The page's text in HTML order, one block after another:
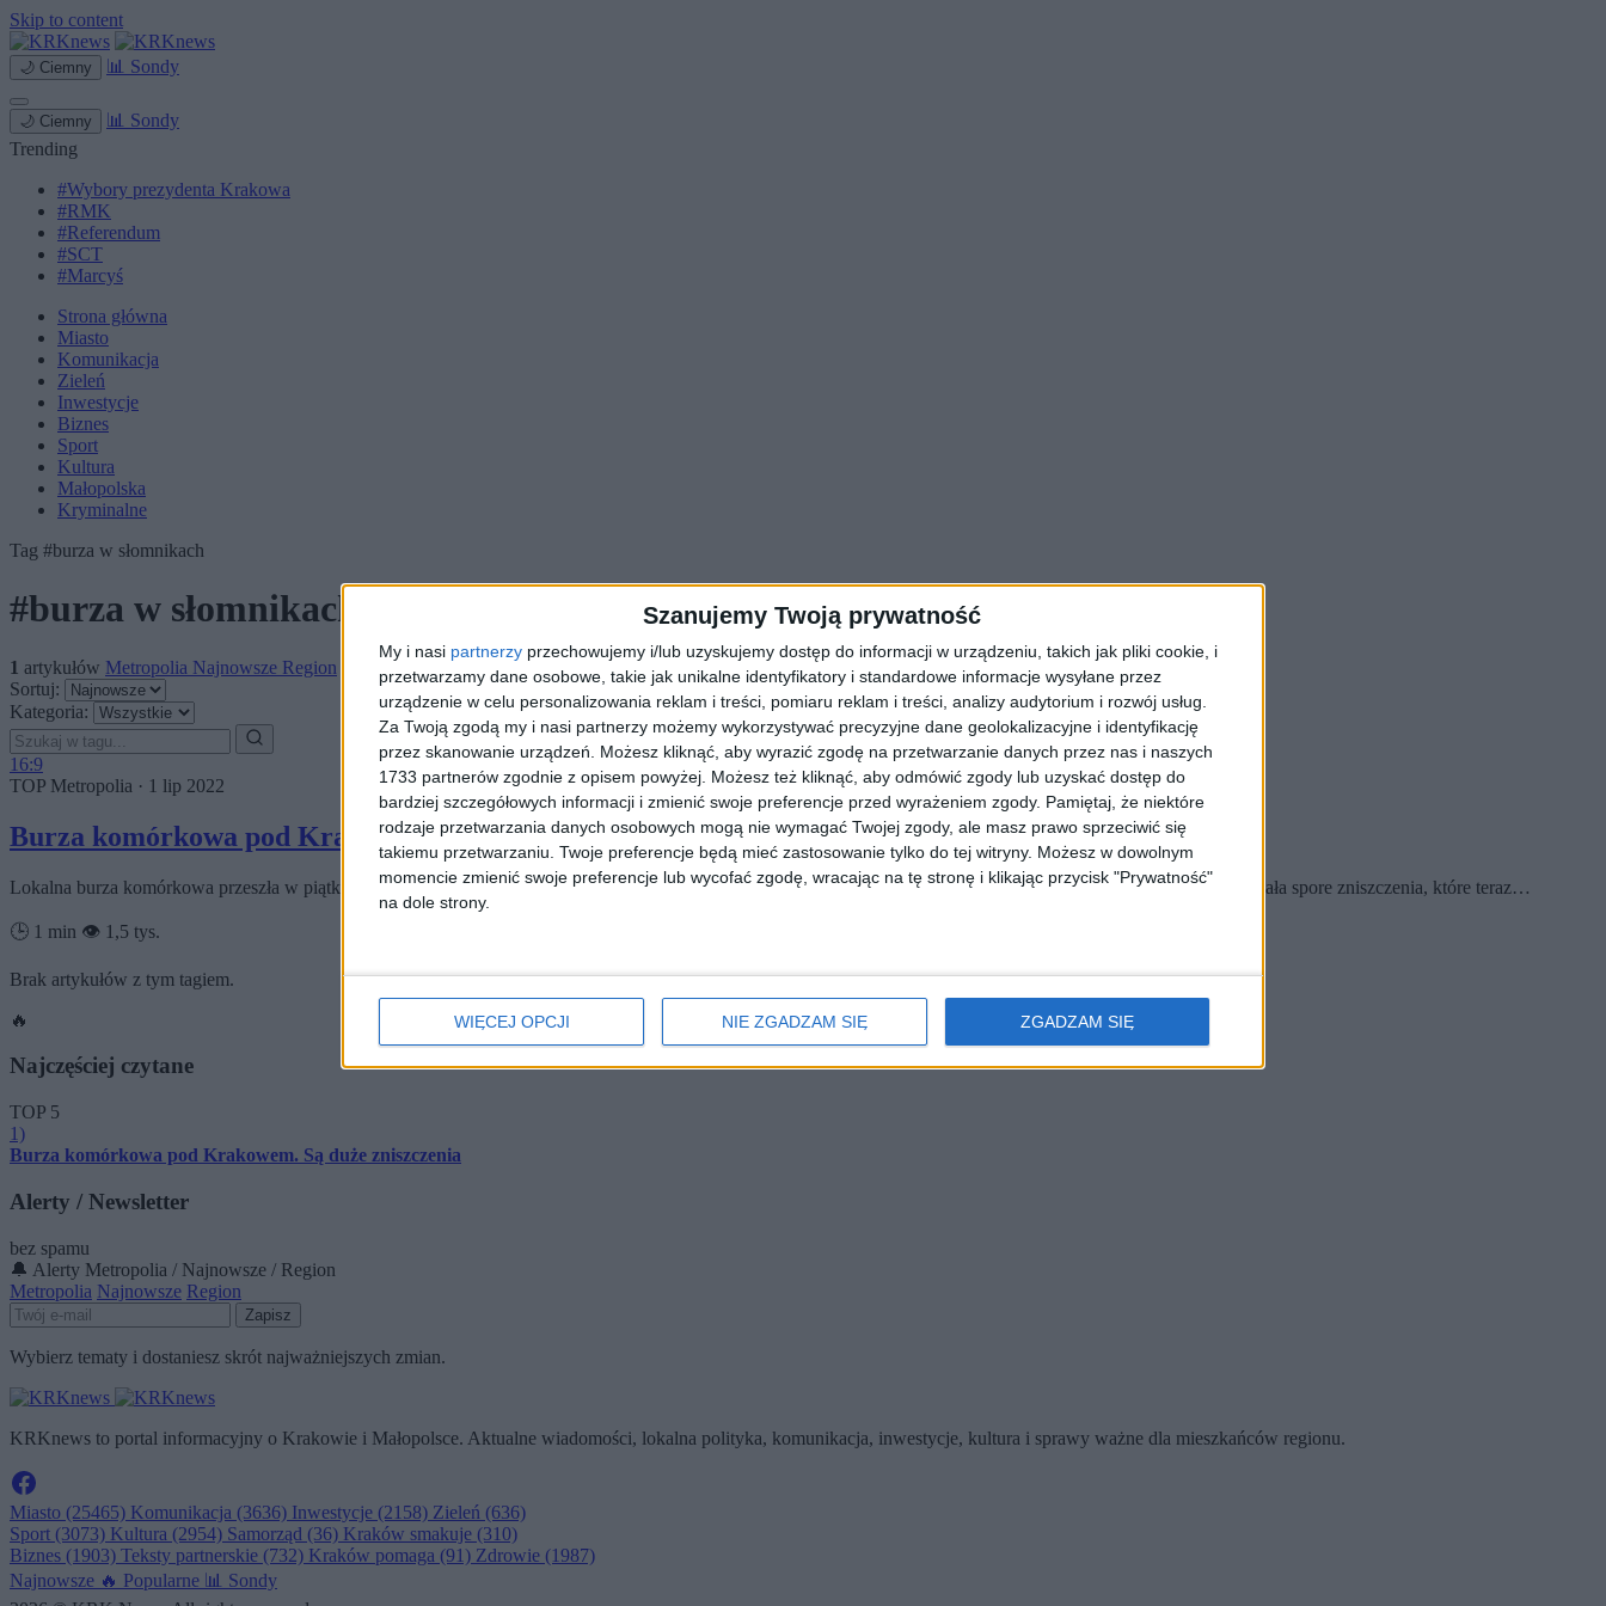
Szanujemy Twoją prywatność
My i nasi partnerzy przechowujemy i/lub uzyskujemy dostęp do informacji w urządzeniu, takich jak pliki cookie, i
przetwarzamy dane osobowe, takie jak unikalne identyfikatory i standardowe informacje wysyłane przez
urządzenie w celu personalizowania reklam i treści, pomiaru reklam i treści, analizy audytorium i rozwój usług.
Za Twoją zgodą my i nasi partnerzy możemy wykorzystywać precyzyjne dane geolokalizacyjne i identyfikację
przez skanowanie urządzeń. Możesz kliknąć, aby wyrazić zgodę na przetwarzanie danych przez nas i naszych
1733 partnerów zgodnie z opisem powyżej. Możesz też kliknąć, aby odmówić zgody lub uzyskać dostęp do
bardziej szczegółowych informacji i zmienić swoje preferencje przed wyrażeniem zgody. Pamiętaj, że niektóre
rodzaje przetwarzania danych osobowych mogą nie wymagać Twojej zgody, ale masz prawo sprzeciwić się
takiemu przetwarzaniu. Twoje preferencje będą mieć zastosowanie tylko do tej witryny. Możesz w dowolnym
momencie zmienić swoje preferencje lub wycofać zgodę, wracając na tę stronę i klikając przycisk "Prywatność"
na dole strony.
WIĘCEJ OPCJI NIE ZGADZAM SIĘ ZGADZAM SIĘ
Skip to content
🌙 Ciemny 📊 Sondy
🌙 Ciemny 📊 Sondy
Trending
#Wybory prezydenta Krakowa
#RMK
#Referendum
#SCT
#Marcyś
Strona główna
Miasto
Komunikacja
Zieleń
Inwestycje
Biznes
Sport
Kultura
Małopolska
Kryminalne
Tag #burza w słomnikach
#burza w słomnikach
1 artykułów Metropolia Najnowsze Region
Sortuj:
Kategoria:
16:9
TOP Metropolia · 1 lip 2022
Burza komórkowa pod Krakowem. Są duże zniszczenia
Lokalna burza komórkowa przeszła w piątkowe popołudnie nad częścią gminy Słomniki, w miejscowości Prandocin. Wichura miała miejsce ok. godz. 15. Spowodowała spore zniszczenia, które teraz…
🕒 1 min 👁️ 1,5 tys.
Brak artykułów z tym tagiem.
🔥
Najczęściej czytane
TOP 5
1)
Burza komórkowa pod Krakowem. Są duże zniszczenia
Alerty / Newsletter
bez spamu
🔔 Alerty Metropolia / Najnowsze / Region
Metropolia Najnowsze Region
Zapisz
Wybierz tematy i dostaniesz skrót najważniejszych zmian.
KRKnews to portal informacyjny o Krakowie i Małopolsce. Aktualne wiadomości, lokalna polityka, komunikacja, inwestycje, kultura i sprawy ważne dla mieszkańców regionu.
Miasto (25465) Komunikacja (3636) Inwestycje (2158) Zieleń (636)
Sport (3073) Kultura (2954) Samorząd (36) Kraków smakuje (310)
Biznes (1903) Teksty partnerskie (732) Kraków pomaga (91) Zdrowie (1987)
Najnowsze 🔥 Popularne 📊 Sondy